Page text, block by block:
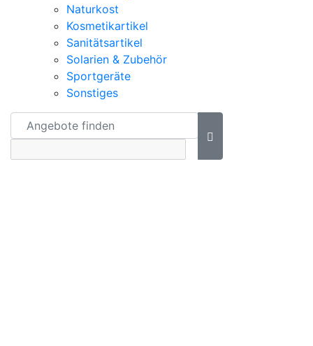
Naturkost
Kosmetikartikel
Sanitätsartikel
Solarien & Zubehör
Sportgeräte
Sonstiges